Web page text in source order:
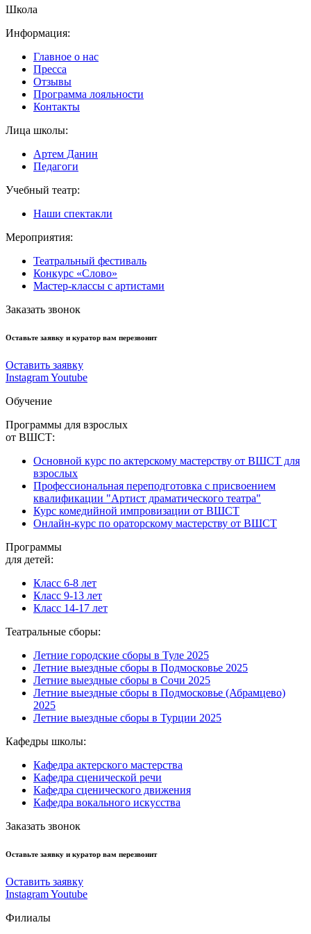
Школа
Информация:
Главное о нас
Пресса
Отзывы
Программа лояльности
Контакты
Лица школы:
Артем Данин
Педагоги
Учебный театр:
Наши спектакли
Мероприятия:
Театральный фестиваль
Конкурс «Слово»
Мастер-классы с артистами
Заказать звонок
Оставьте заявку и куратор вам перезвонит
Оставить заявку
InstagramYoutube
Обучение
Программы для взрослых
от ВШСТ:
Основной курс по актерскому мастерству от ВШСТ для
взрослых
Профессиональная переподготовка с присвоением
квалификации "Артист драматического театра"
Курс комедийной импровизации от ВШСТ
Онлайн-курс по ораторскому мастерству от ВШСТ
Программы
для детей:
Класс 6-8 лет
Класс 9-13 лет
Класс 14-17 лет
Театральные сборы:
Летние городские сборы в Туле 2025
Летние выездные сборы в Подмосковье 2025
Летние выездные сборы в Сочи 2025
Летние выездные сборы в Подмосковье (Абрамцево)
2025
Летние выездные сборы в Турции 2025
Кафедры школы:
Кафедра актерского мастерства
Кафедра сценической речи
Кафедра сценического движения
Кафедра вокального искусства
Заказать звонок
Оставьте заявку и куратор вам перезвонит
Оставить заявку
InstagramYoutube
Филиалы